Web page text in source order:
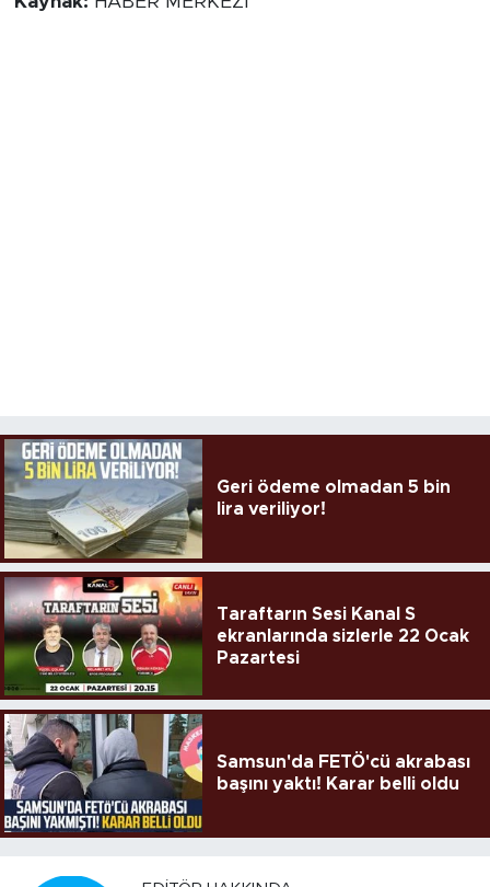
Geri ödeme olmadan 5 bin
lira veriliyor!
Taraftarın Sesi Kanal S
ekranlarında sizlerle 22 Ocak
Pazartesi
Samsun'da FETÖ'cü akrabası
başını yaktı! Karar belli oldu